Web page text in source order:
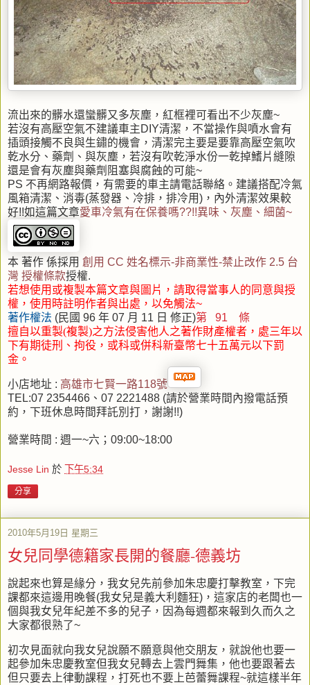
流出來的髒水還蠻髒又多灰塵，紅框裡可看出不少灰塵~
若沒有高壓空氣不建議車主DIY清潔，不當操作與噴水會有
插頭接觸不良與生鏽的機會，清潔完主要是要靠高壓空氣吹
乾水分、藥劑、與灰塵，若沒有吹乾淨水份一乾掉鰭片縫隙
還是會有灰塵與藥劑阻塞與腐蝕的可能~
PS 不再網路報價，有需要的車主請電話聯絡。建議搭配冷氣
風箱清潔、消毒(蒸發器、冷排，排冷用)，內外清潔效果較
好!!如這篇文章愛車冷氣有在保養嗎??!!異味、灰塵、細菌~
本 著作 係採用 創用 CC 姓名標示-非商業性-禁止改作 2.5 台
灣 授權條款授權.
若想使用或複製本篇文章與圖片，請取得當事人的同意與授
權，使用時註明作者與出處，以免觸法~
著作權法 (民國 96 年 07 月 11 日 修正)第 91 條
擅自以重製(複製)之方法侵害他人之著作財產權者，處三年以
下有期徒刑、拘役 ，或科或併科新臺幣七十五萬元以下罰
金。
小店地址 : 高雄市七賢一路118號
TEL:07 2354466、07 2221488 (請於營業時間內撥電話預
約，下班休息時間拜託別打，謝謝!!)
營業時間 : 週一~六；09:00~18:00
Jesse Lin 於 下午5:34
分享
2010年5月19日 星期三
女兒同學德籍家長開的餐廳-德義坊
說起來也算是緣分，我女兒先前參加朱忠慶打擊教室，下完
課都來這邊用晚餐(我女兒是義大利麵狂)，這家店的老闆也一
個與我女兒年紀差不多的兒子，因為每週都來報到久而久之
大家都很熟了~
初次見面就向我女兒說願不願意與他交朋友，就說他也要一
起參加朱忠慶教室但我女兒轉去上雲門舞集，他也要跟著去
但只要去上律動課程，打死也不要上芭蕾舞課程~就這樣半年